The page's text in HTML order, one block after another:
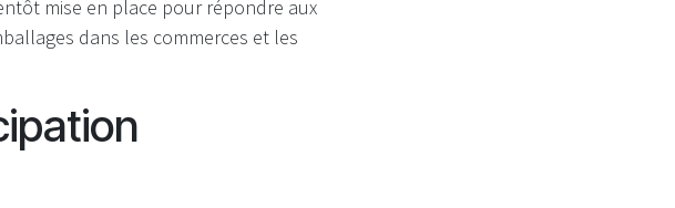
mise en place pour répondre aux
dans les commerces et les